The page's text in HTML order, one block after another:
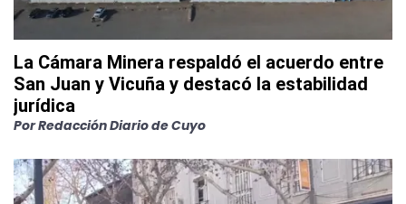
La Cámara Minera respaldó el acuerdo entre
San Juan y Vicuña y destacó la estabilidad
jurídica
PorRedacción Diario de Cuyo